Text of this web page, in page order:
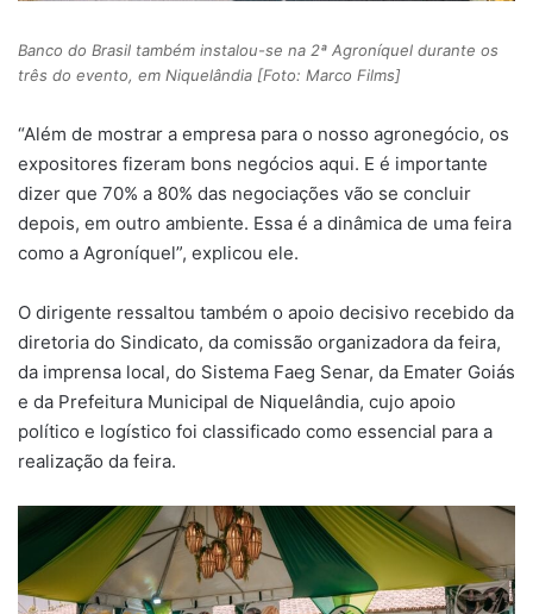
Banco do Brasil também instalou-se na 2ª Agroníquel durante os
três do evento, em Niquelândia [Foto: Marco Films]
“Além de mostrar a empresa para o nosso agronegócio, os
expositores fizeram bons negócios aqui. E é importante
dizer que 70% a 80% das negociações vão se concluir
depois, em outro ambiente. Essa é a dinâmica de uma feira
como a Agroníquel”, explicou ele.
O dirigente ressaltou também o apoio decisivo recebido da
diretoria do Sindicato, da comissão organizadora da feira,
da imprensa local, do Sistema Faeg Senar, da Emater Goiás
e da Prefeitura Municipal de Niquelândia, cujo apoio
político e logístico foi classificado como essencial para a
realização da feira.